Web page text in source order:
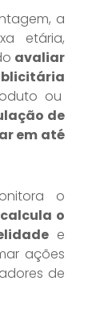
a
etária,
avaliar
ou
de
em até
o
o
e
ações
de